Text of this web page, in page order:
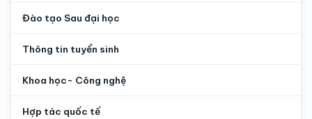
Đào tạo Sau đại học
Thông tin tuyển sinh
Khoa học- Công nghệ
Hợp tác quốc tế